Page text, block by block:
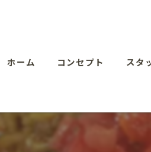
ホーム コンセプト スタ